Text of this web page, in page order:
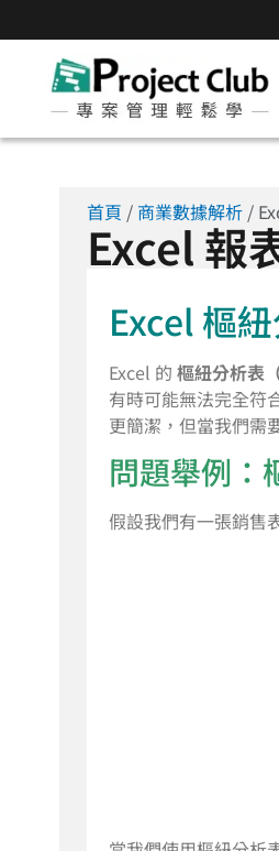
首頁 / 商業數據解析/
Excel 報
Excel 樞
Excel 的 樞紐分析表
有時可能無法完全符
更簡潔，但當我們需
問題舉例：
假設我們有一張銷售